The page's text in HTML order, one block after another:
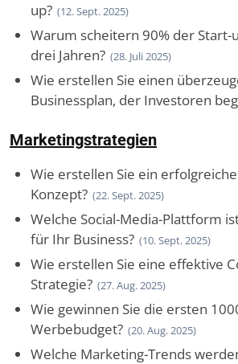
up? (12. Sept. 2025)
Warum scheitern 90% der Start-
drei Jahren? (28. Juli 2025)
Wie erstellen Sie einen
Businessplan, der Investoren
Marketingstrategien
Wie erstellen Sie ein
Konzept? (22. Sept. 2025)
Welche Social-Media-Plattform
für Ihr Business? (10. Sept. 2025)
Wie erstellen Sie eine effektive
Strategie? (27. Aug. 2025)
Wie gewinnen Sie die ersten
Werbebudget? (20. Aug. 2025)
Welche Marketing-Trends